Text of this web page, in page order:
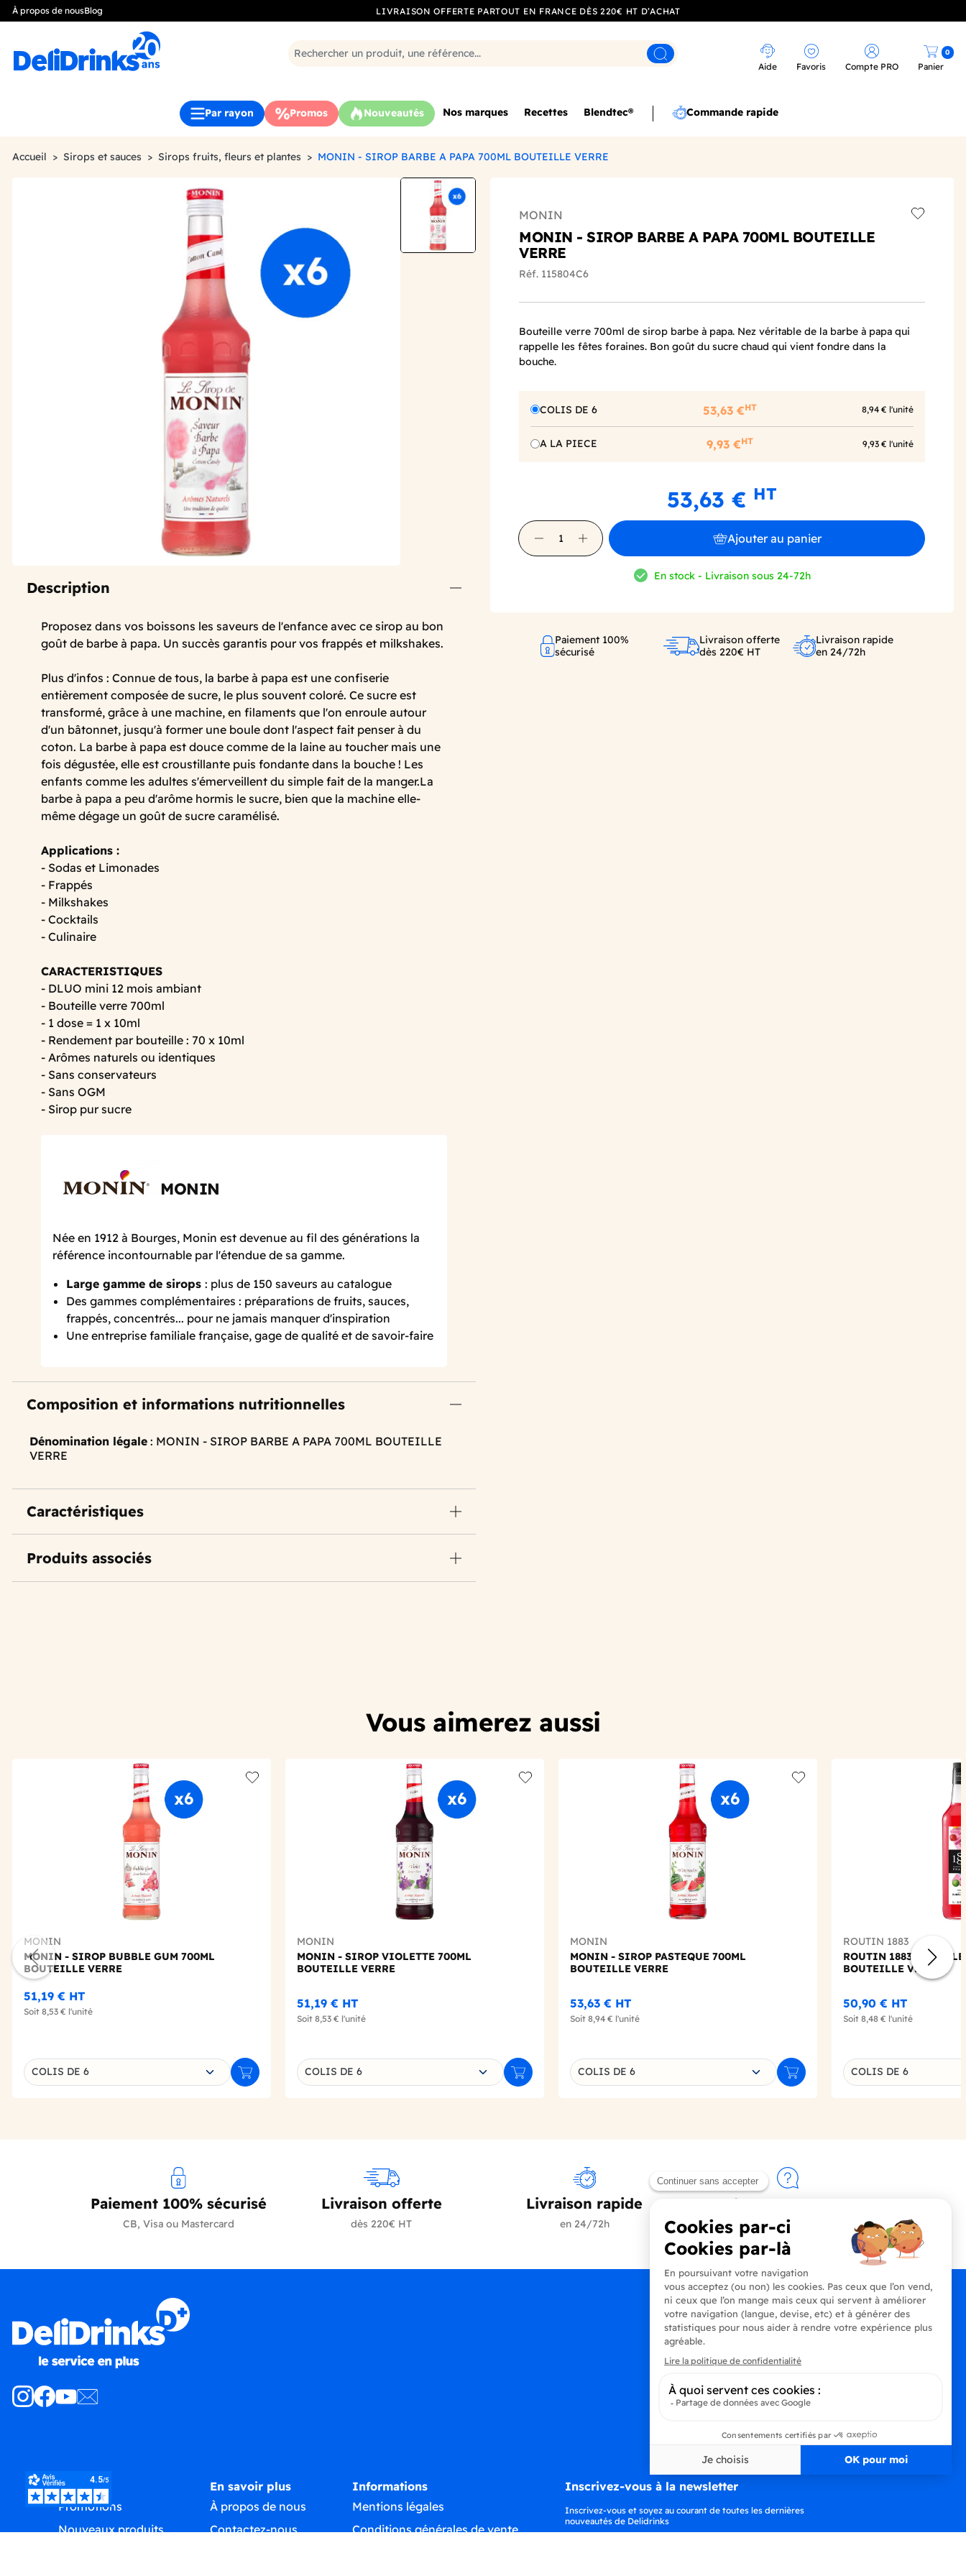
À propos de nousBlog LIVRAISON OFFERTE PARTOUT EN FRANCE DÈS 220€ HT D’ACHAT
Rechercher
Aide Favoris Compte PRO Panier
0
Par rayon Promos Nouveautés Nos marques Recettes Blendtec® Commande rapide
Accueil Sirops et sauces Sirops fruits, fleurs et plantes MONIN - SIROP BARBE A PAPA 700ML BOUTEILLE VERRE
Description
Proposez dans vos boissons les saveurs de l'enfance avec ce sirop au bon
goût de barbe à papa. Un succès garantis pour vos frappés et milkshakes.
Plus d'infos : Connue de tous, la barbe à papa est une confiserie
entièrement composée de sucre, le plus souvent coloré. Ce sucre est
transformé, grâce à une machine, en filaments que l'on enroule autour
d'un bâtonnet, jusqu'à former une boule dont l'aspect fait penser à du
coton. La barbe à papa est douce comme de la laine au toucher mais une
fois dégustée, elle est croustillante puis fondante dans la bouche ! Les
enfants comme les adultes s'émerveillent du simple fait de la manger.La
barbe à papa a peu d'arôme hormis le sucre, bien que la machine elle-
même dégage un goût de sucre caramélisé.
Applications :
- Sodas et Limonades
- Frappés
- Milkshakes
- Cocktails
- Culinaire
CARACTERISTIQUES
- DLUO mini 12 mois ambiant
- Bouteille verre 700ml
- 1 dose = 1 x 10ml
- Rendement par bouteille : 70 x 10ml
- Arômes naturels ou identiques
- Sans conservateurs
- Sans OGM
- Sirop pur sucre
MONIN
Née en 1912 à Bourges, Monin est devenue au fil des générations la
référence incontournable par l'étendue de sa gamme.
Large gamme de sirops: plus de 150 saveurs au catalogue
Des gammes complémentaires : préparations de fruits, sauces,
frappés, concentrés... pour ne jamais manquer d'inspiration
Une entreprise familiale française, gage de qualité et de savoir-faire
Composition et informations nutritionnelles
Dénomination légale : MONIN - SIROP BARBE A PAPA 700ML BOUTEILLE
VERRE
Caractéristiques
Produits associés
MONIN
MONIN - SIROP BARBE A PAPA 700ML BOUTEILLE
VERRE
Réf. 115804C6
Bouteille verre 700ml de sirop barbe à papa. Nez véritable de la barbe à papa qui
rappelle les fêtes foraines. Bon goût du sucre chaud qui vient fondre dans la
bouche.
COLIS DE 6 53,63 €HT 8,94 € l'unité
A LA PIECE 9,93 €HT 9,93 € l'unité
53,63 € HT
Ajouter au panier
En stock - Livraison sous 24-72h
Paiement 100%
sécurisé
Livraison offerte
dès 220€ HT
Livraison rapide
en 24/72h
Vous aimerez aussi
MONIN
MONIN - SIROP BUBBLE GUM 700ML
BOUTEILLE VERRE
51,19 € HT
Soit 8,53 € l'unité
Choisissez une déclinaison
COLIS DE 6 Ajouter au panier
MONIN
MONIN - SIROP VIOLETTE 700ML
BOUTEILLE VERRE
51,19 € HT
Soit 8,53 € l'unité
Choisissez une déclinaison
COLIS DE 6 Ajouter au panier
MONIN
MONIN - SIROP PASTEQUE 700ML
BOUTEILLE VERRE
53,63 € HT
Soit 8,94 € l'unité
Choisissez une déclinaison
COLIS DE 6 Ajouter au panier
ROUTIN 1883
ROUTIN 1883 -
BOUTEILLE VERRE
50,90 € HT
Soit 8,48 € l'unité
Choisissez une
COLIS DE 6
Paiement 100% sécurisé
CB, Visa ou Mastercard
Livraison offerte
dès 220€ HT
Livraison rapide
en 24/72h
Contactez-nous
+33 (0)4 90 91 20 80
Produits
Promotions
Nouveaux produits
En savoir plus
À propos de nous
Contactez-nous
Informations
Mentions légales
Conditions générales de vente
Inscrivez-vous à la newsletter
Inscrivez-vous et soyez au courant de toutes les dernières
nouveautés de Delidrinks